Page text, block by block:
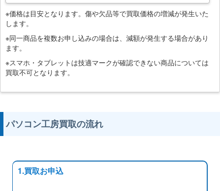
※価格は目安となります。傷や欠品等で買取価格の増減が発生いた
します。
※同一商品を複数お申し込みの場合は、減額が発生する場合があり
ます。
※スマホ・タブレットは技適マークが確認できない商品については
買取不可となります。
パソコン工房買取の流れ
1.買取お申込